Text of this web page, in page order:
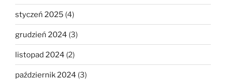
styczeń 2025 (4)
grudzień 2024 (3)
listopad 2024 (2)
październik 2024 (3)